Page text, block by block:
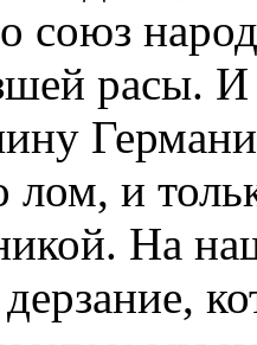
союз
расы.
лом, и
На